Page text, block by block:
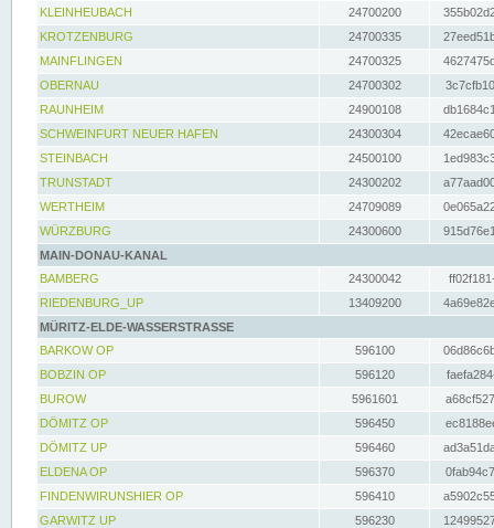
KLEINHEUBACH 24700200
KROTZENBURG
24700335
MAINFLINGEN
24700325
OBERNAU
24700302
RAUNHEIM
24900108
SCHWEINFURT NEUER HAFEN
24300304
STEINBACH
24500100
TRUNSTADT
24300202
WERTHEIM
24709089
WÜRZBURG
24300600
MAIN-DONAU-KANAL
BAMBERG
24300042
RIEDENBURG_UP
13409200
MÜRITZ-ELDE-WASSERSTRASSE
BARKOW OP
596100
BOBZIN OP
596120
BUROW
5961601
DÖMITZ OP
596450
DÖMITZ UP
596460
ELDENA OP
596370
FINDENWIRUNSHIER OP
596410
GARWITZ UP
596230